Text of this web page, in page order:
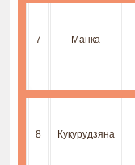
7 Манка
8 Кукурудзяна